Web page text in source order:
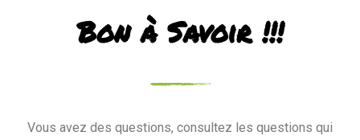
Bon à Savoir !!!
Vous avez des questions, consultez les questions qui